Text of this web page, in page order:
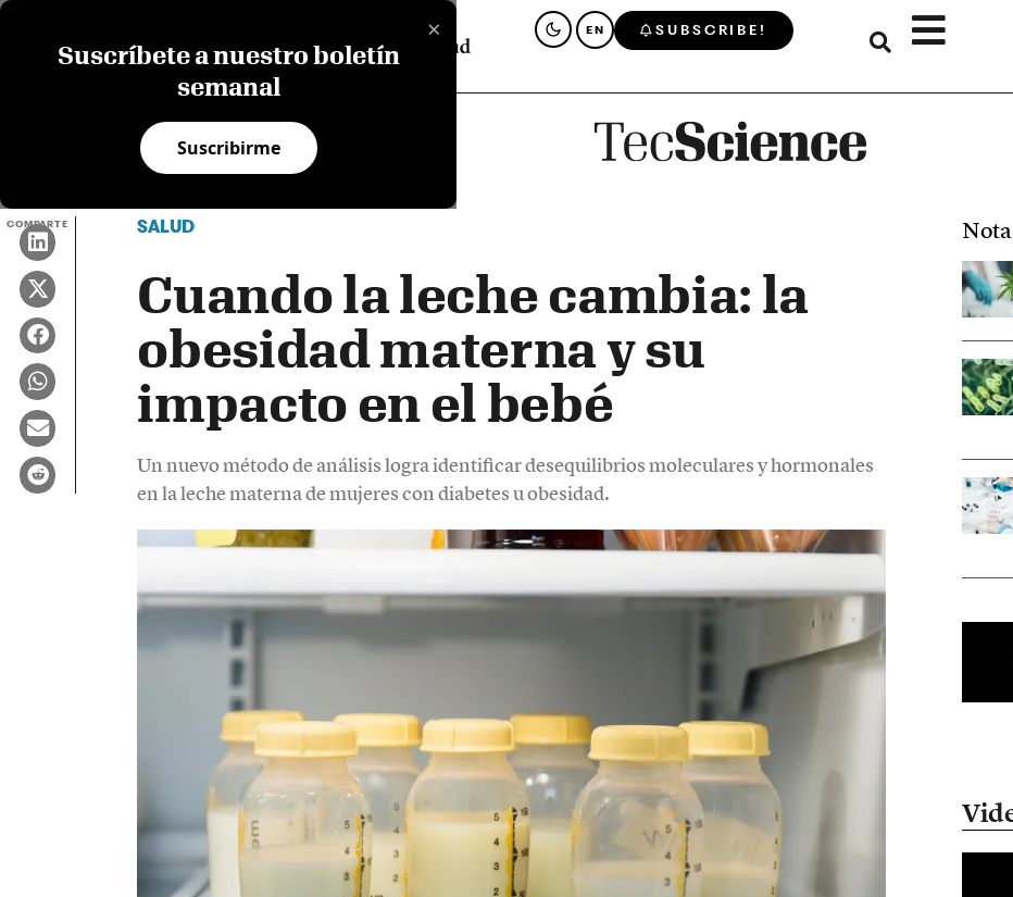
×
Suscríbete a nuestro boletín
semanal
Suscribirme
EN SUBSCRIBE!
COMPARTE SALUD
Cuando la leche cambia: la
obesidad materna y su
impacto en el bebé
Un nuevo método de análisis logra identificar desequilibrios moleculares y hormonales
en la leche materna de mujeres con diabetes u obesidad.